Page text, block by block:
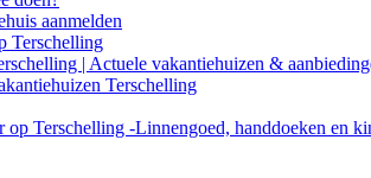
aanmelden
Terschelling
| Actuele vakantiehuizen &
Terschelling
op Terschelling -Linnengoed, handdoeken en